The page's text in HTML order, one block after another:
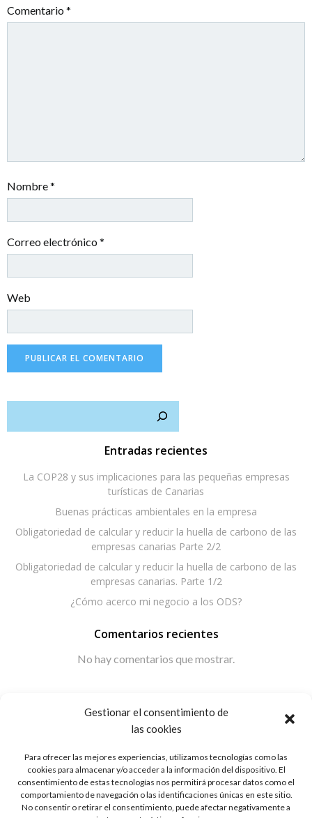
Gestionar el consentimiento de
las cookies
Para ofrecer las mejores experiencias, utilizamos tecnologías como las
cookies para almacenar y/o acceder a la información del dispositivo. El
consentimiento de estas tecnologías nos permitirá procesar datos como el
comportamiento de navegación o las identificaciones únicas en este sitio.
No consentir o retirar el consentimiento, puede afectar negativamente a
Comentario*
Nombre*
Correo electrónico*
Web
Entradas recientes
La COP28 y sus implicaciones para las pequeñas empresas
turísticas de Canarias
Buenas prácticas ambientales en la empresa
Obligatoriedad de calcular y reducir la huella de carbono de las
empresas canarias Parte 2/2
Obligatoriedad de calcular y reducir la huella de carbono de las
empresas canarias. Parte 1/2
¿Cómo acerco mi negocio a los ODS?
Comentarios recientes
No hay comentarios que mostrar.
© 2026 Ruisaba.com. Created for free using WordPress
andColibri